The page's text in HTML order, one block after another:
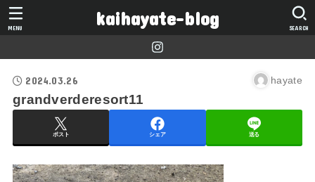
kaihayate-blog SEARCH
MENU
2024.03.26 hayate
grandverderesort11
ポスト シェア 送る